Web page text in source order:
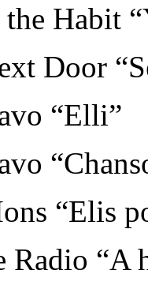
Habit
Door
“Elli”
“Elis
Radio “A